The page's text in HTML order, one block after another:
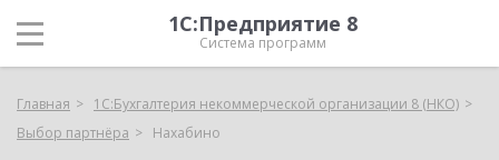
1С:Предприятие 8
Система программ
Главная
1С:Бухгалтерия некоммерческой организации 8 (НКО)
Выбор партнёра
Нахабино